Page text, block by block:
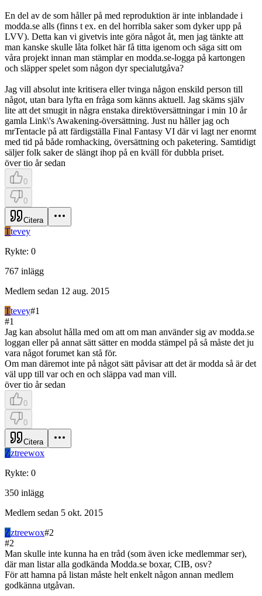
En del av de som håller på med reproduktion är inte inblandade i
modda.se alls (finns t ex. en del horribla saker som dyker upp på
LVV). Detta kan vi givetvis inte göra något åt, men jag tänkte att
man kanske skulle låta folket här få titta igenom och säga sitt om
våra projekt innan man stämplar en modda.se-logga på kartongen
och släpper spelet som någon dyr specialutgåva?
Jag vill absolut inte kritisera eller tvinga någon enskild person till
något, utan bara lyfta en fråga som känns aktuell. Jag skäms själv
lite att det smugit in några enstaka direktöversättningar i min 10 år
gamla Link\'s Awakening-översättning. Just nu håller jag och
mrTentacle på att färdigställa Final Fantasy VI där vi lagt ner enormt
med tid på både romhacking, översättning och paketering. Samtidigt
säljer folk saker de slängt ihop på en kväll för dubbla priset.
över tio år sedan
0
0
Citera
Ttevey
Rykte: 0
767 inlägg
Medlem sedan 12 aug. 2015
Ttevey#1
#1
Jag kan absolut hålla med om att om man använder sig av modda.se
loggan eller på annat sätt sätter en modda stämpel på så måste det ju
vara något forumet kan stå för.
Om man däremot inte på något sätt påvisar att det är modda så är det
väl upp till var och en och släppa vad man vill.
över tio år sedan
0
0
Citera
Zztreewox
Rykte: 0
350 inlägg
Medlem sedan 5 okt. 2015
Zztreewox#2
#2
Man skulle inte kunna ha en tråd (som även icke medlemmar ser),
där man listar alla godkända Modda.se boxar, CIB, osv?
För att hamna på listan måste helt enkelt någon annan medlem
godkänna utgåvan.